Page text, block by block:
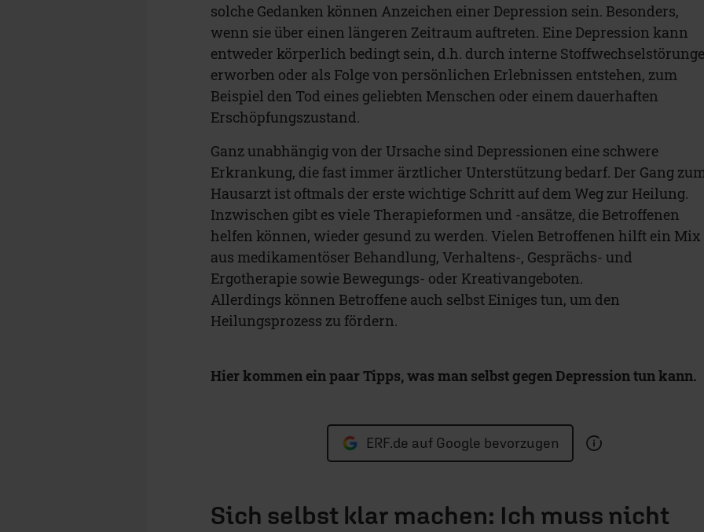
solche Gedanken können Anzeichen einer Depression sein. Besonders,
wenn sie über einen längeren Zeitraum auftreten. Eine Depression kann
entweder körperlich bedingt sein, d.h. durch interne
erworben oder als Folge von persönlichen Erlebnissen entstehen, zum
Beispiel den Tod eines geliebten Menschen oder einem dauerhaften
Erschöpfungszustand.
Ganz unabhängig von der Ursache sind Depressionen eine schwere
Erkrankung, die fast immer ärztlicher Unterstützung bedarf. Der Gang
Hausarzt ist oftmals der erste wichtige Schritt auf dem Weg zur Heilung.
Inzwischen gibt es viele Therapieformen und -ansätze, die Betroffenen
helfen können, wieder gesund zu werden. Vielen Betroffenen hilft ein Mix
aus medikamentöser Behandlung, Verhaltens-, Gesprächs- und
Ergotherapie sowie Bewegungs- oder Kreativangeboten.
Allerdings können Betroffene auch selbst Einiges tun, um den
Heilungsprozess zu fördern.
Hier kommen ein paar Tipps, was man selbst gegen Depression tun kann.
ERF.de auf Google bevorzugen
Sich selbst klar machen: Ich muss nicht